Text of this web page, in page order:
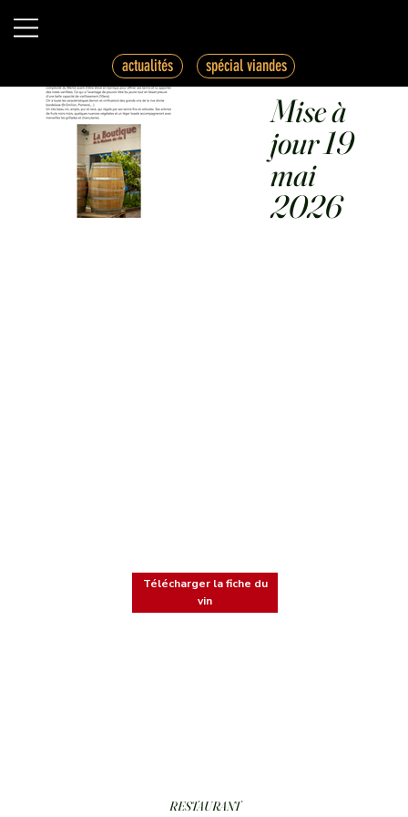
actualités spécial viandes
Mise à
jour 19
mai
2026
Télécharger la fiche du
vin
RESTAURANT